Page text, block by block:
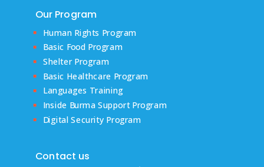
Our Program
Human Rights Program
Basic Food Program
Shelter Program
Basic Healthcare Program
Languages Training
Inside Burma Support Program
Digital Security Program
Contact us